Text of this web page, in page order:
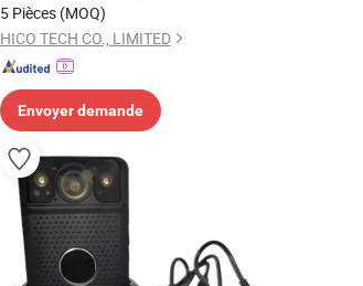
5 Pièces (MOQ)
HICO TECH CO., LIMITED
Envoyer demande